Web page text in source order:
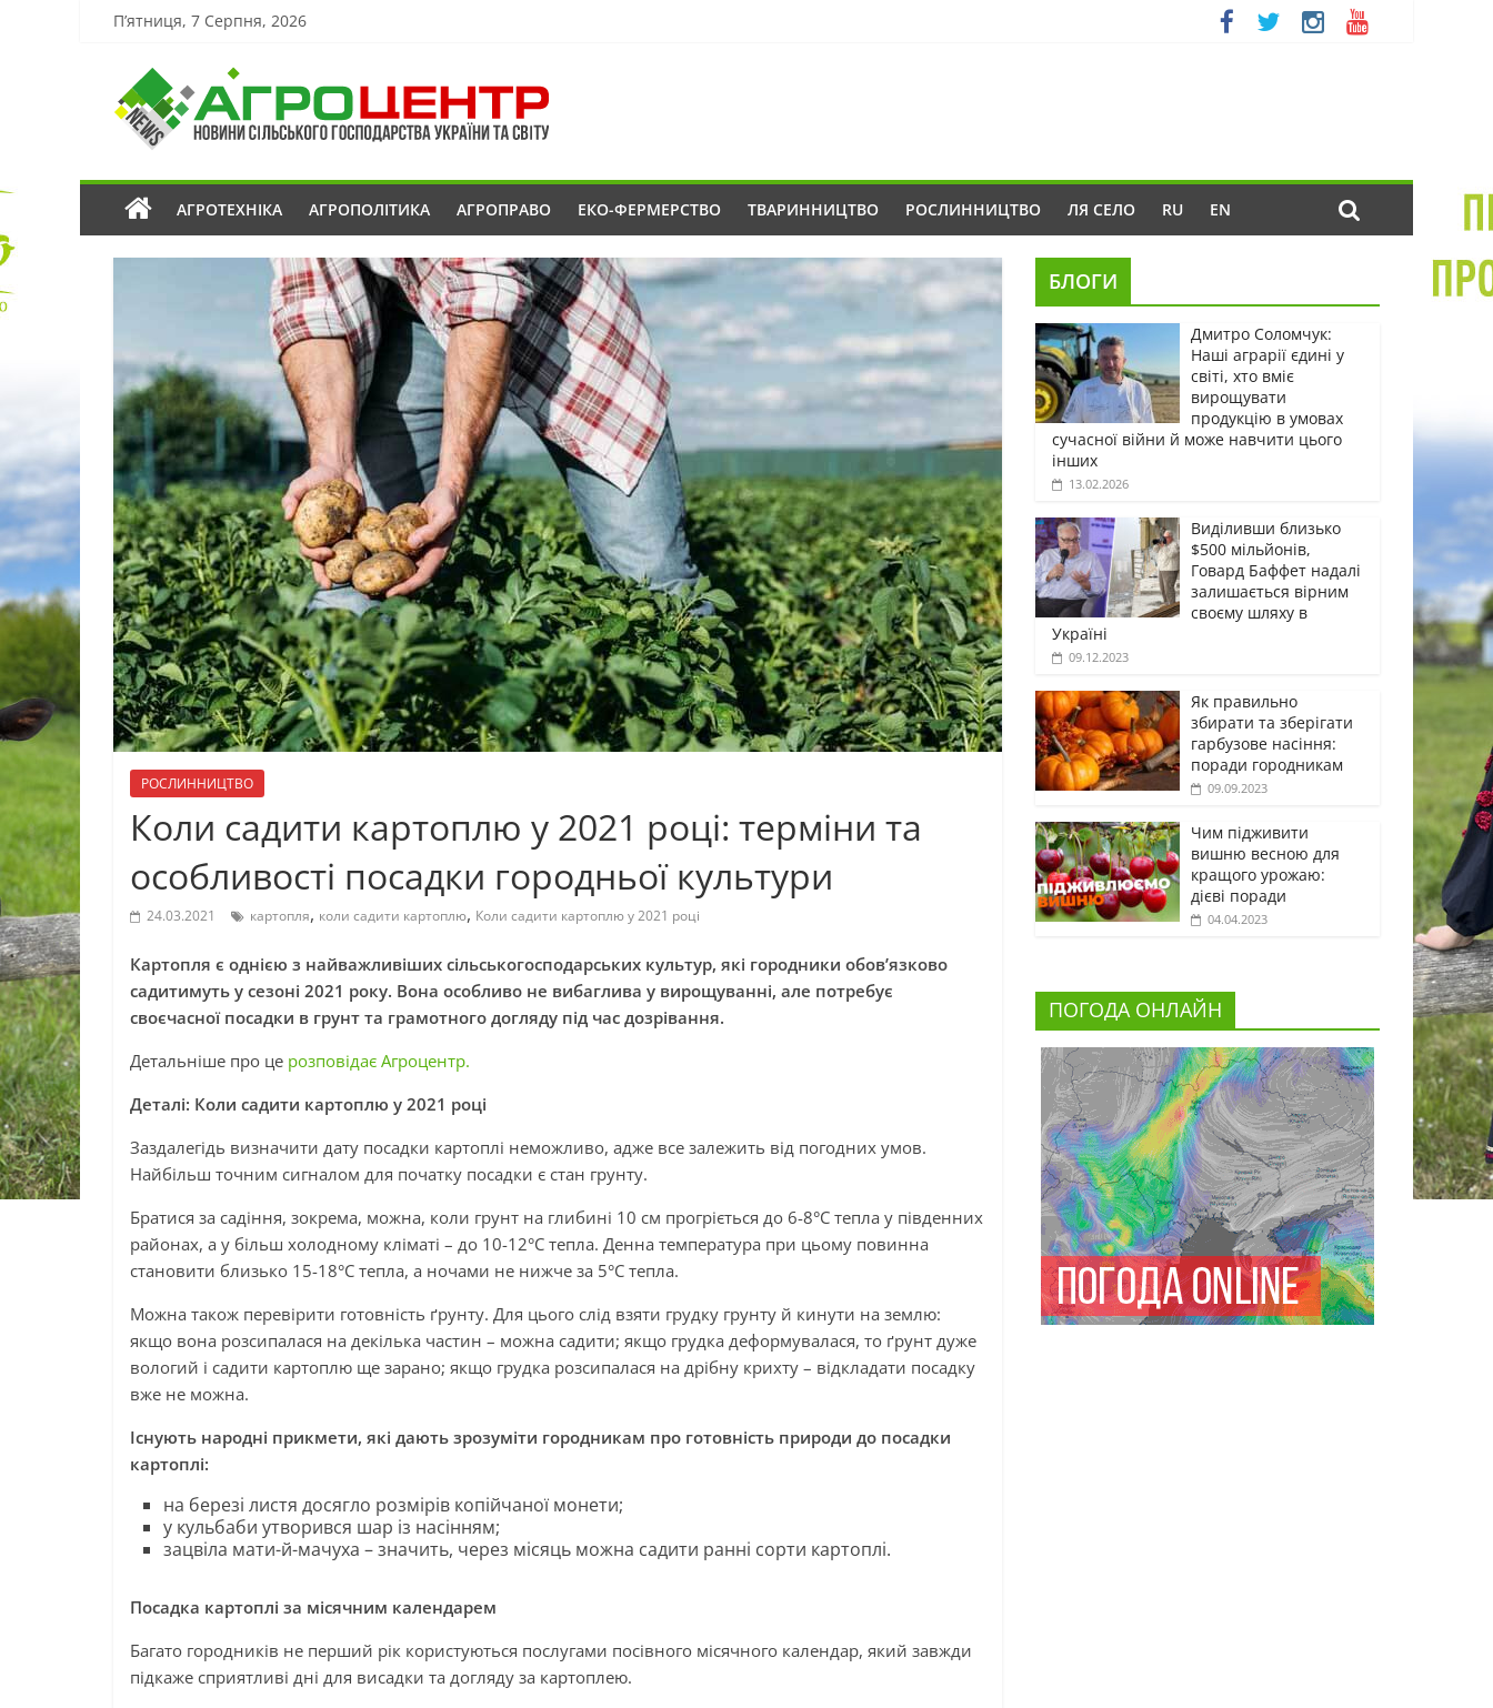
П’ятниця, 7 Серпня, 2026
АГРОТЕХНІКА АГРОПОЛІТИКА АГРОПРАВО ЕКО-ФЕРМЕРСТВО ТВАРИННИЦТВО РОСЛИННИЦТВО ЛЯ СЕЛО RU EN
РОСЛИННИЦТВО
Коли садити картоплю у 2021 році: терміни та
особливості посадки городньої культури
24.03.2021 картопля, коли садити картоплю, Коли садити картоплю у 2021 році
Картопля є однією з найважливіших сільськогосподарських культур, які городники обов’язково
садитимуть у сезоні 2021 року. Вона особливо не вибаглива у вирощуванні, але потребує
своєчасної посадки в грунт та грамотного догляду під час дозрівання.
Детальніше про це розповідає Агроцентр.
Деталі: Коли садити картоплю у 2021 році
Заздалегідь визначити дату посадки картоплі неможливо, адже все залежить від погодних умов.
Найбільш точним сигналом для початку посадки є стан грунту.
Братися за садіння, зокрема, можна, коли грунт на глибині 10 см прогріється до 6-8°С тепла у південних
районах, а у більш холодному кліматі – до 10-12°С тепла. Денна температура при цьому повинна
становити близько 15-18°С тепла, а ночами не нижче за 5°С тепла.
Можна також перевірити готовність ґрунту. Для цього слід взяти грудку грунту й кинути на землю:
якщо вона розсипалася на декілька частин – можна садити; якщо грудка деформувалася, то ґрунт дуже
вологий і садити картоплю ще зарано; якщо грудка розсипалася на дрібну крихту – відкладати посадку
вже не можна.
Існують народні прикмети, які дають зрозуміти городникам про готовність природи до посадки
картоплі:
на березі листя досягло розмірів копійчаної монети;
у кульбаби утворився шар із насінням;
зацвіла мати-й-мачуха – значить, через місяць можна садити ранні сорти картоплі.
Посадка картоплі за місячним календарем
Багато городників не перший рік користуються послугами посівного місячного календар, який завжди
підкаже сприятливі дні для висадки та догляду за картоплею.
БЛОГИ
Дмитро Соломчук:
Наші аграрії єдині у
світі, хто вміє
вирощувати
продукцію в умовах
сучасної війни й може навчити цього
інших
13.02.2026
Виділивши близько
$500 мільйонів,
Говард Баффет надалі
залишається вірним
своєму шляху в
Україні
09.12.2023
Як правильно
збирати та зберігати
гарбузове насіння:
поради городникам
09.09.2023
Чим підживити
вишню весною для
кращого урожаю:
дієві поради
04.04.2023
ПОГОДА ОНЛАЙН